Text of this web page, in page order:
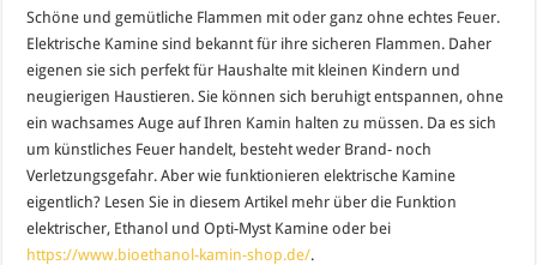
Schöne und gemütliche Flammen mit oder ganz ohne echtes Feuer.
Elektrische Kamine sind bekannt für ihre sicheren Flammen. Daher
eigenen sie sich perfekt für Haushalte mit kleinen Kindern und
neugierigen Haustieren. Sie können sich beruhigt entspannen, ohne
ein wachsames Auge auf Ihren Kamin halten zu müssen. Da es sich
um künstliches Feuer handelt, besteht weder Brand- noch
Verletzungsgefahr. Aber wie funktionieren elektrische Kamine
eigentlich? Lesen Sie in diesem Artikel mehr über die Funktion
elektrischer, Ethanol und Opti-Myst Kamine oder bei
https://www.bioethanol-kamin-shop.de/.